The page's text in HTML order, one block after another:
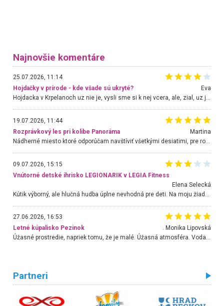
Najnovšie komentáre
25.07.2026, 11:14
Hojdačky v prírode - kde všade sú ukryté?
Eva
Hojdacka v Krpelanoch uz nie je, vysli sme si k nej vcera, ale, zial, uz je znicena. Ak sem planujete cestu len kvoli hojdacke, mozete si ju usetrit. Krasny vyhlad je tu vsak aj bez hojdacky :-)
19.07.2026, 11:44
Rozprávkový les pri kolibe Panoráma
Martina
Nádherné miesto ktoré odporúčam navštíviť všetkými desiatimi, pre rodiny s deťmi, dôchodcom... Proste a jednoducho ozaj rozprávkový les.. určite ešte prídeme. Odniesli sme si na pamiatku krásne tričká,
09.07.2026, 15:15
Vnútorné detské ihrisko LEGIONARIK v LEGIA Fitness
Elena Selecká
27.06.2026, 16:53
Letné kúpalisko Pezinok
. Monika Lipovská
Úžasné prostredie, napriek tomu, že je malé. Úžasná atmosféra. Voda fantastická a nádherná. Ľudí je pomerne veľa, ale su mili a ohľaduplní. Je veľmi zaujímavé sledovať, ako dokážu spolu športovať cudzí ľudia a bez ohľadu na vek. Vládne tu pohoda. Vnuka neviem dostať z vody. Ďakujem za krásny deň . Urcite sa sem vrátim. Jediný problém je s parkovaním, ale aj ten sa mi podarilo vyriešiť. Monika Bratislava
Partneri